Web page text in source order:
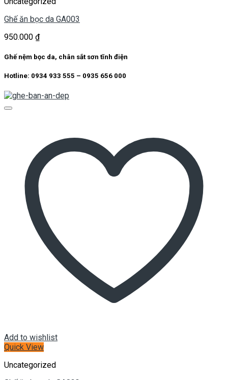
Ghế ăn bọc da GA003
950.000 ₫
Ghế nệm bọc da, chân sắt sơn tĩnh điện
Hotline: 0934 933 555 – 0935 656 000
Add to wishlist
Quick View
Uncategorized